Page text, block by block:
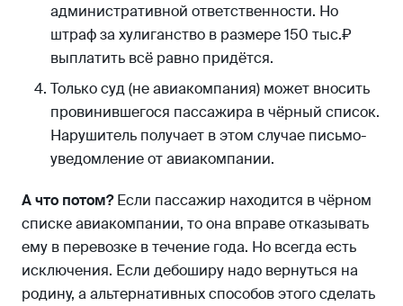
административной ответственности. Но
штраф за хулиганство в размере 150 тыс.₽
выплатить всё равно придётся.
Только суд (не авиакомпания) может вносить
провинившегося пассажира в чёрный список.
Нарушитель получает в этом случае письмо-
уведомление от авиакомпании.
А что потом?Если пассажир находится в чёрном
списке авиакомпании, то она вправе отказывать
ему в перевозке в течение года. Но всегда есть
исключения. Если дебоширу надо вернуться на
родину, а альтернативных способов этого сделать